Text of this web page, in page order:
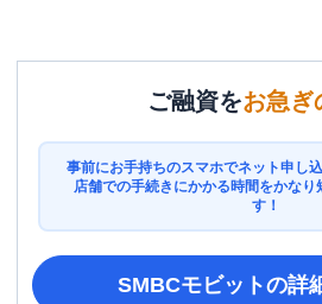
ご融資をお急ぎ
事前にお手持ちのスマホでネット申し
店舗での手続きにかかる時間をかなり
す！
SMBCモビットの詳